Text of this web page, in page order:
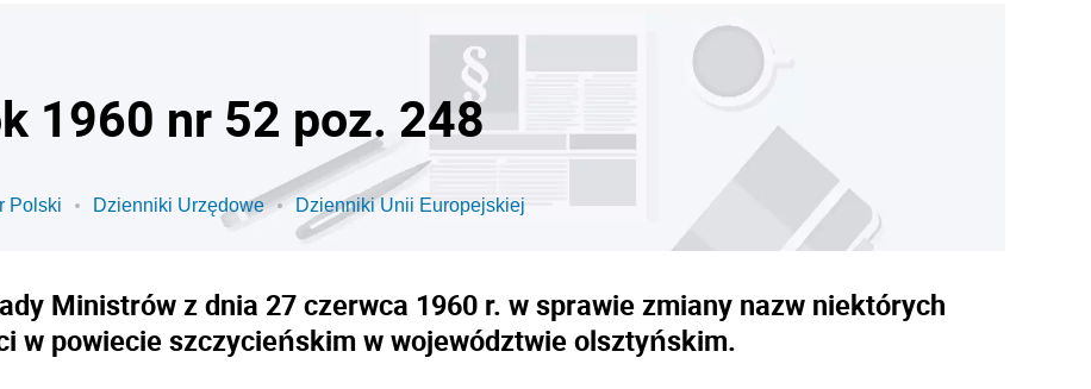
1960 nr 52 poz. 248
Polski Dzienniki Urzędowe Dzienniki Unii Europejskiej
Ministrów z dnia 27 czerwca 1960 r. w sprawie zmiany nazw niektórych
w powiecie szczycieńskim w województwie olsztyńskim.